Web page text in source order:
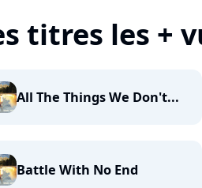
titres les +
All The Things We Don't...
Battle With No End